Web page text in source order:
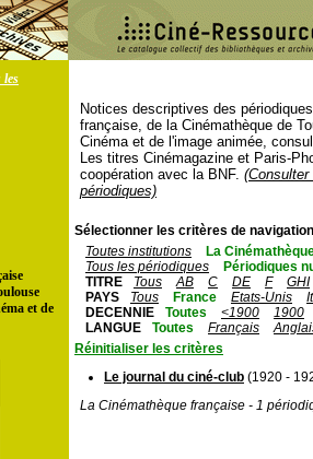
les
et de
Notices descriptives des
française, de la Cinémathèque de
Cinéma et de l'image animée,
Les titres Cinémagazine et Paris-
coopération avec la BNF.
périodiques)
Sélectionner les critères de
Toutes institutions
La
Tous les périodiques
Périodiques
TITRE
Tous AB C DE F
GHI
PAYS
Tous France Etats-Unis
DECENNIE
Toutes <1900
1900
LANGUE
Toutes Français
Réinitialiser les critères
Le journal du ciné-club (1920 -
La Cinémathèque française - 1